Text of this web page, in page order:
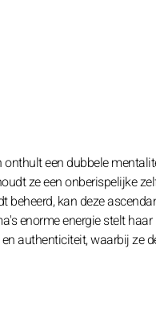
een dubbele
ze een onberispelijke
beheerd, kan deze
enorme energie stelt
authenticiteit, waarbij ze